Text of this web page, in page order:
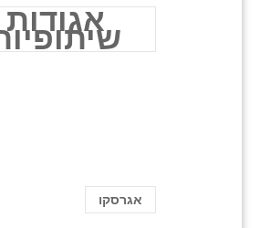
אגודות
אגרסקו